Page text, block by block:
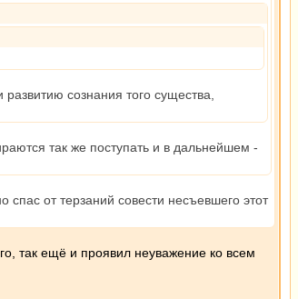
сознания того существа,
так же поступать и в дальнейшем -
от терзаний совести несъевшего этот
так ещё и проявил неуважение ко всем